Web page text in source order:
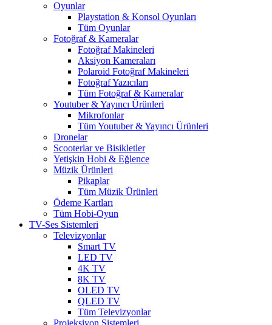
Oyunlar
Playstation & Konsol Oyunları
Tüm Oyunlar
Fotoğraf & Kameralar
Fotoğraf Makineleri
Aksiyon Kameraları
Polaroid Fotoğraf Makineleri
Fotoğraf Yazıcıları
Tüm Fotoğraf & Kameralar
Youtuber & Yayıncı Ürünleri
Mikrofonlar
Tüm Youtuber & Yayıncı Ürünleri
Dronelar
Scooterlar ve Bisikletler
Yetişkin Hobi & Eğlence
Müzik Ürünleri
Pikaplar
Tüm Müzik Ürünleri
Ödeme Kartları
Tüm Hobi-Oyun
TV-Ses Sistemleri
Televizyonlar
Smart TV
LED TV
4K TV
8K TV
OLED TV
QLED TV
Tüm Televizyonlar
Projeksiyon Sistemleri